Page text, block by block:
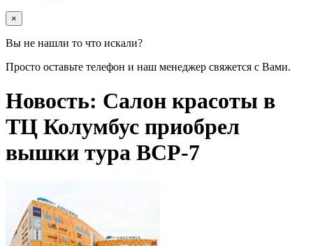
×
Вы не нашли то что искали?
Просто оставьте телефон и наш менеджер свяжется с Вами.
Новость: Салон красоты в
ТЦ Колумбус приобрел
вышки тура ВСР-7